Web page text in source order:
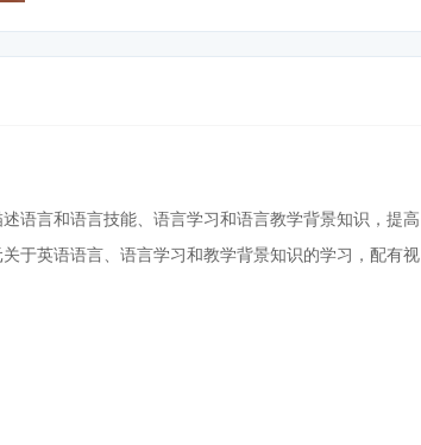
语言和语言技能、语言学习和语言教学背景知识，提高
于英语语言、语言学习和教学背景知识的学习，配有视